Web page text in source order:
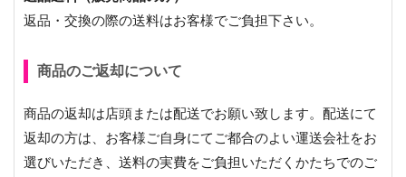
返品・交換の際の送料はお客様でご負担下さい。
商品のご返却について
商品の返却は店頭または配送でお願い致します。配送にて
返却の方は、お客様ご自身にてご都合のよい運送会社をお
選びいただき、送料の実費をご負担いただくかたちでのご